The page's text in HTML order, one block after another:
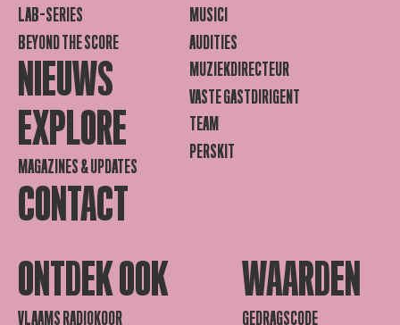
LAB-SERIES
BEYOND THE SCORE
NIEUWS
EXPLORE
MAGAZINES & UPDATES
CONTACT
MUSICI
AUDITIES
MUZIEKDIRECTEUR
VASTE GASTDIRIGENT
TEAM
PERSKIT
ONTDEK OOK
VLAAMS RADIOKOOR
WAARDEN
GEDRAGSCODE